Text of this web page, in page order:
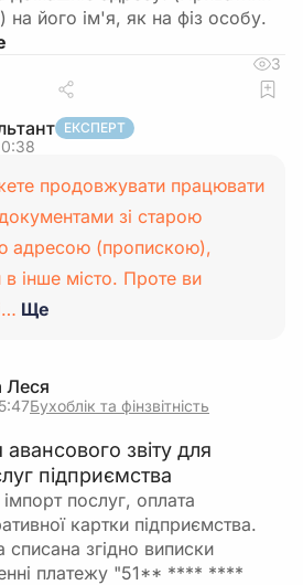
його ім'я, як на фіз особу.
3
ЕКСПЕРТ
продовжувати працювати
зі старою
адресою (пропискою),
в інше місто. Проте ви
Ще
Леся
Бухоблік та фінзвітність
звіту для
підприємства
послуг, оплата
картки підприємства.
згідно виписки
платежу "51** **** ****